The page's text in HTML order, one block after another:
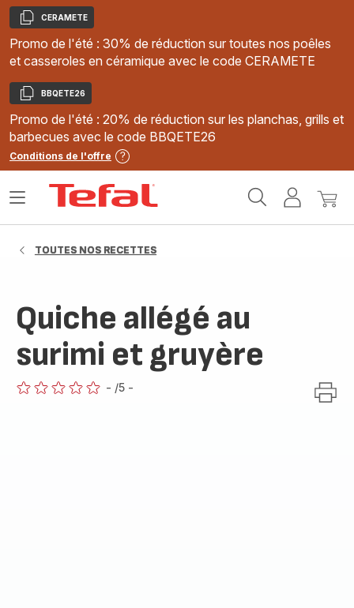
Copier
CERAMETE
Promo de l'été : 30% de réduction sur toutes nos poêles
et casseroles en céramique avec le code CERAMETE
Copier
BBQETE26
Promo de l'été : 20% de réduction sur les planchas, grills et
barbecues avec le code BBQETE26
Conditions de l'offre
MonMon
Ouvrir
TOUTES NOS RECETTES
Quiche allégé au
surimi et gruyère
- /5 -